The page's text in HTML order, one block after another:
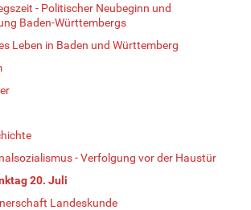
- Politischer Neubeginn und
Baden-Württembergs
Leben in Baden und Württemberg
- Verfolgung vor der Haustür
20. Juli
Landeskunde